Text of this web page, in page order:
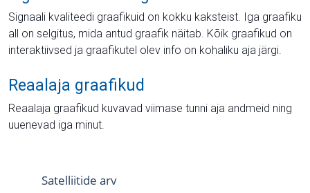
Signaali kvaliteedi graafikuid on kokku kaksteist. Iga graafiku
all on selgitus, mida antud graafik näitab. Kõik graafikud on
interaktiivsed ja graafikutel olev info on kohaliku aja järgi.
Reaalaja graafikud
Reaalaja graafikud kuvavad viimase tunni aja andmeid ning
uuenevad iga minut.